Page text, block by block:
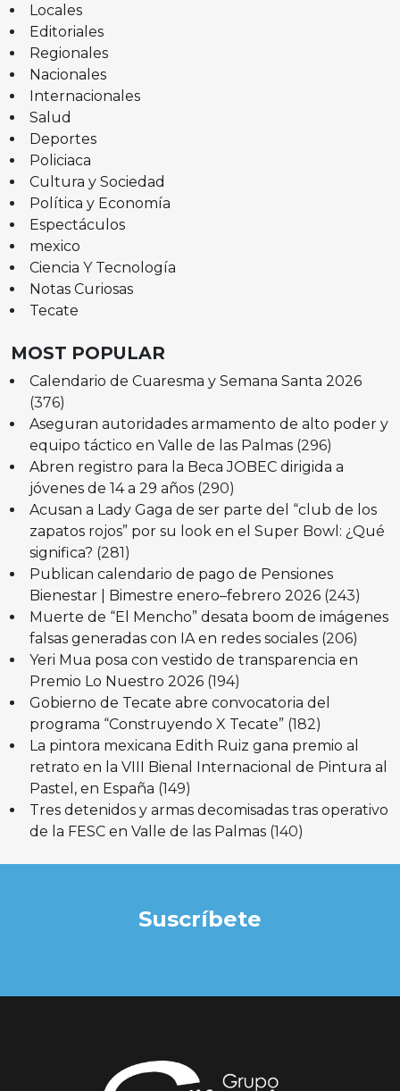
Locales
Editoriales
Regionales
Nacionales
Internacionales
Salud
Deportes
Policiaca
Cultura y Sociedad
Política y Economía
Espectáculos
mexico
Ciencia Y Tecnología
Notas Curiosas
Tecate
MOST POPULAR
Calendario de Cuaresma y Semana Santa 2026
(376)
Aseguran autoridades armamento de alto poder y
equipo táctico en Valle de las Palmas (296)
Abren registro para la Beca JOBEC dirigida a
jóvenes de 14 a 29 años (290)
Acusan a Lady Gaga de ser parte del “club de los
zapatos rojos” por su look en el Super Bowl: ¿Qué
significa? (281)
Publican calendario de pago de Pensiones
Bienestar | Bimestre enero–febrero 2026 (243)
Muerte de “El Mencho” desata boom de imágenes
falsas generadas con IA en redes sociales (206)
Yeri Mua posa con vestido de transparencia en
Premio Lo Nuestro 2026 (194)
Gobierno de Tecate abre convocatoria del
programa “Construyendo X Tecate” (182)
La pintora mexicana Edith Ruiz gana premio al
retrato en la VIII Bienal Internacional de Pintura al
Pastel, en España (149)
Tres detenidos y armas decomisadas tras operativo
de la FESC en Valle de las Palmas (140)
Suscríbete